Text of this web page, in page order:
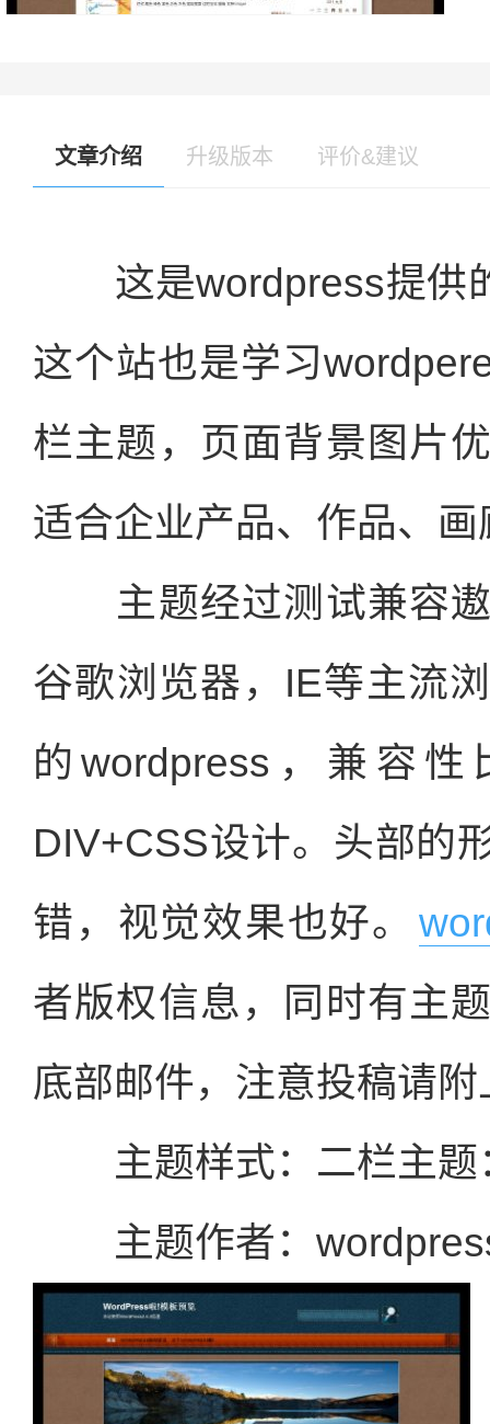
文章介绍 升级版本 评价&建议
这是wordpress提供
这个站也是学习
栏主题，页面背景图片
适合企业产品、作品、
主题经过测试兼容遨
谷歌浏览器，IE等主流
的wordpress，兼容
DIV+CSS设计。头部的
错，视觉效果也好。
者版权信息，同时有主
底部邮件，注意投稿请
主题样式：二栏主题
主题作者：